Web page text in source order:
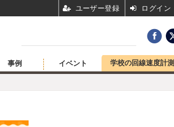
事例 イベント 学校の回線速度計測
ユーザー登録 ログイン